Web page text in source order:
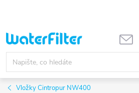
obsah
Vložky Cintropur NW400